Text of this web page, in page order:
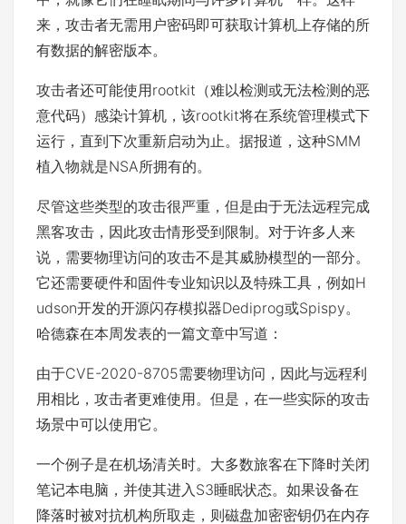
来，攻击者无需用户密码即可获取计算机上存储的所
有数据的解密版本。
攻击者还可能使用rootkit（难以检测或无法检测的恶
意代码）感染计算机，该rootkit将在系统管理模式下
运行，直到下次重新启动为止。据报道，这种SMM
植入物就是NSA所拥有的。
尽管这些类型的攻击很严重，但是由于无法远程完成
黑客攻击，因此攻击情形受到限制。对于许多人来
说，需要物理访问的攻击不是其威胁模型的一部分。
它还需要硬件和固件专业知识以及特殊工具，例如H
udson开发的开源闪存模拟器Dediprog或Spispy。
哈德森在本周发表的一篇文章中写道：
由于CVE-2020-8705需要物理访问，因此与远程利
用相比，攻击者更难使用。但是，在一些实际的攻击
场景中可以使用它。
一个例子是在机场清关时。大多数旅客在下降时关闭
笔记本电脑，并使其进入S3睡眠状态。如果设备在
降落时被对抗机构所取走，则磁盘加密密钥仍在内存